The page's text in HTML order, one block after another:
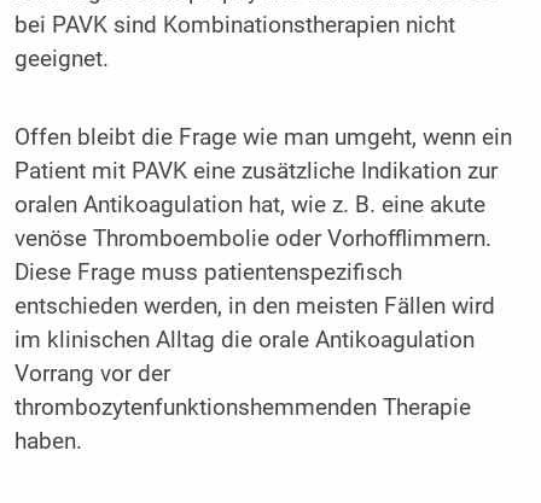
bei PAVK sind Kombinationstherapien nicht
geeignet.
Offen bleibt die Frage wie man umgeht, wenn ein
Patient mit PAVK eine zusätzliche Indikation zur
oralen Antikoagulation hat, wie z. B. eine akute
venöse Thromboembolie oder Vorhofflimmern.
Diese Frage muss patientenspezifisch
entschieden werden, in den meisten Fällen wird
im klinischen Alltag die orale Antikoagulation
Vorrang vor der
thrombozytenfunktionshemmenden Therapie
haben.